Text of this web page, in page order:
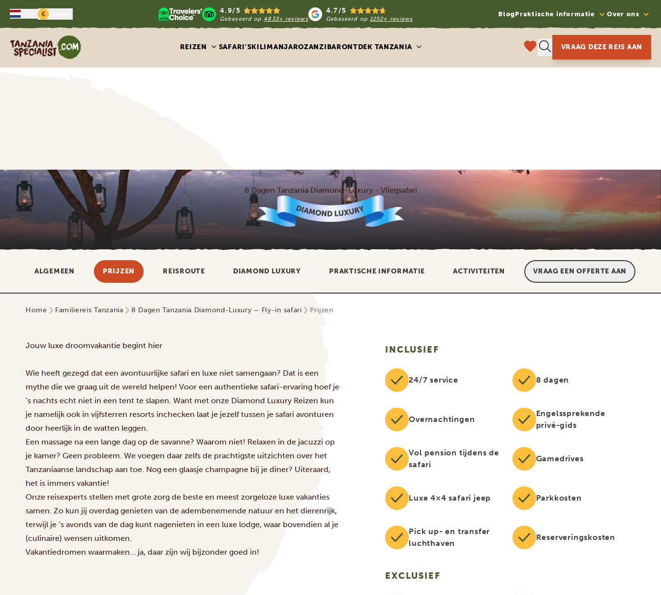
€ 4.9/5
Gebaseerd op 4833+ reviews
4.7/5
Gebaseerd op 1252+ reviews
BlogPraktische informatie Over ons
Tanzania Specialist
REIZEN SAFARI’SKILIMANJAROZANZIBARONTDEK TANZANIA VRAAG DEZE REIS AAN
8 Dagen Tanzania Diamond-Luxury - Vliegsafari
ALGEMEEN PRIJZEN REISROUTE DIAMOND LUXURY PRAKTISCHE INFORMATIE ACTIVITEITEN VRAAG EEN OFFERTE AAN
Home Familiereis Tanzania 8 Dagen Tanzania Diamond-Luxury – Fly-in safari Prijzen
Jouw luxe droomvakantie begint hier
Wie heeft gezegd dat een avontuurlijke safari en luxe niet samengaan? Dat is een
mythe die we graag uit de wereld helpen! Voor een authentieke safari-ervaring hoef je
’s nachts echt niet in een tent te slapen. Want met onze Diamond Luxury Reizen kun
je namelijk ook in vijfsterren resorts inchecken laat je jezelf tussen je safari avonturen
door heerlijk in de watten leggen.
Een massage na een lange dag op de savanne? Waarom niet! Relaxen in de jacuzzi op
je kamer? Geen probleem. We voegen daar zelfs de prachtigste uitzichten over het
Tanzaniaanse landschap aan toe. Nog een glaasje champagne bij je diner? Uiteraard,
het is immers vakantie!
Onze reisexperts stellen met grote zorg de beste en meest zorgeloze luxe vakanties
samen. Zo kun jij overdag genieten van de adembenemende natuur en het dierenrijk,
terwijl je ’s avonds van de dag kunt nagenieten in een luxe lodge, waar bovendien al je
(culinaire) wensen uitkomen.
Vakantiedromen waarmaken… ja, daar zijn wij bijzonder goed in!
INCLUSIEF
24/7 service 8 dagen
Overnachtingen
Engelssprekende
privé-gids
Vol pension tijdens de
safari
Gamedrives
Luxe 4×4 safari jeep Parkkosten
Pick up- en transfer
luchthaven
Reserveringskosten
EXCLUSIEF